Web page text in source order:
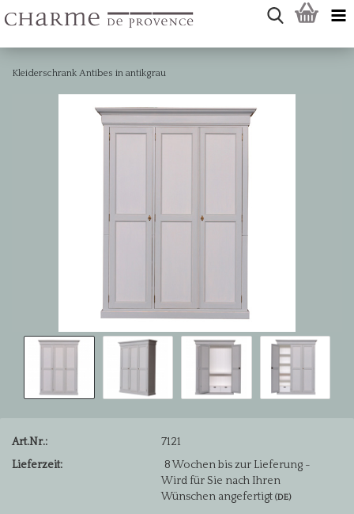
Kleiderschrank Antibes in antikgrau
Art.Nr.:
7121
Lieferzeit:
8 Wochen bis zur Lieferung -
Wird für Sie nach Ihren
Wünschen angefertigt(DE)